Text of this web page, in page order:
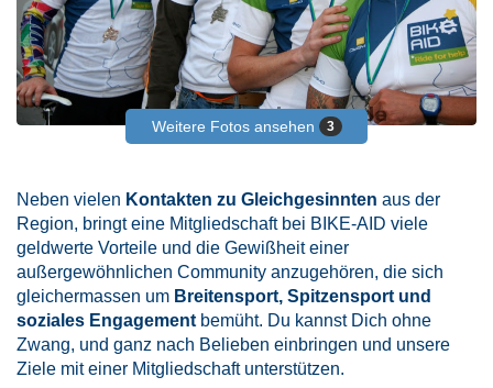
Weitere Fotos ansehen 3
Neben vielen Kontakten zu Gleichgesinnten aus der
Region, bringt eine Mitgliedschaft bei BIKE-AID viele
geldwerte Vorteile und die Gewißheit einer
außergewöhnlichen Community anzugehören, die sich
gleichermassen um Breitensport, Spitzensport und
soziales Engagementbemüht. Du kannst Dich ohne
Zwang, und ganz nach Belieben einbringen und unsere
Ziele mit einer Mitgliedschaft unterstützen.